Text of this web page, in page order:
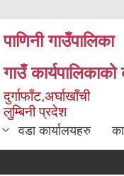
पाणिनी गाउँपालिका
गाउँ कार्यपालिकाको
दुर्गाफाँट,अर्घाखाँची
लुम्बिनी प्रदेश
वडा कार्यालयहरु